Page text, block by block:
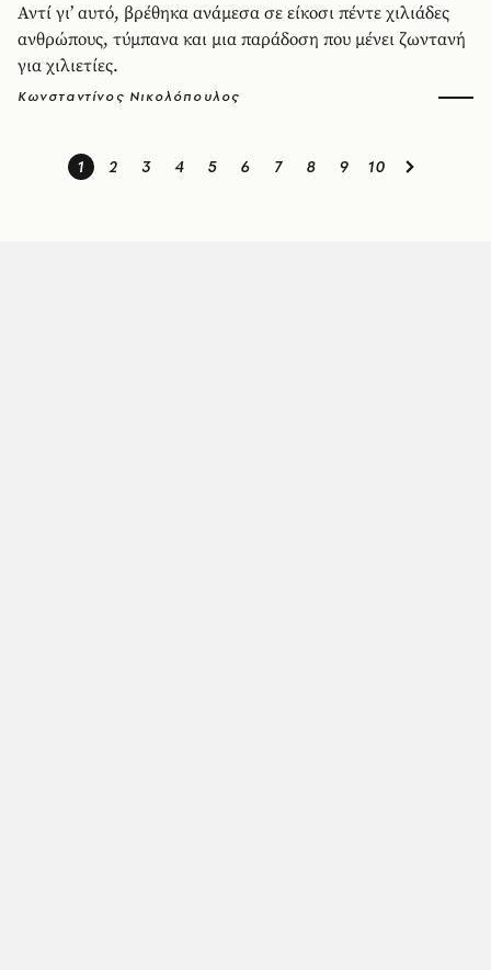
Αντί γι’ αυτό, βρέθηκα ανάμεσα σε είκοσι πέντε χιλιάδες
ανθρώπους, τύμπανα και μια παράδοση που μένει ζωντανή
για χιλιετίες.
Κωνσταντίνος Νικολόπουλος
1 2 3 4 5 6 7 8 9 10